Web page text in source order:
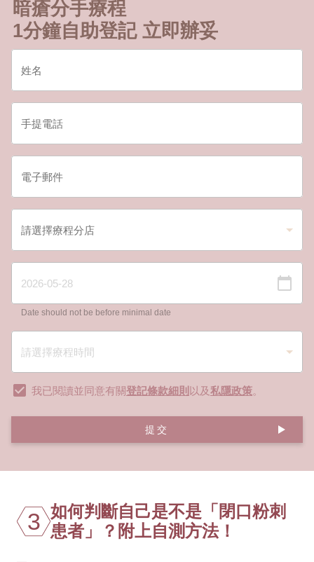
暗瘡分手療程
1分鐘自助登記 立即辦妥
Date should not be before minimal date
我已閱讀並同意有關登記條款細則 以及私隱政策。
提交
3 如何判斷自己是不是「閉口粉刺
患者」？附上自測方法！